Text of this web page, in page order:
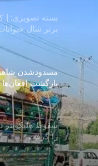
بسته تصویری: |
برتر سال
آورد
مسدودشدن
بازگشت
سقوط هلیکوپتر
را گرفت